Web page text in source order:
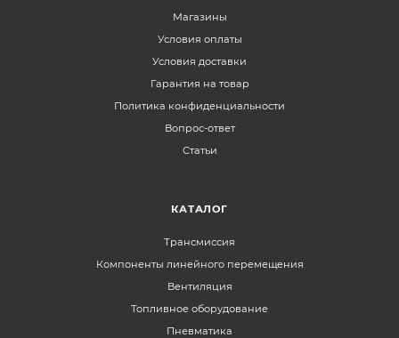
Магазины
Условия оплаты
Условия доставки
Гарантия на товар
Политика конфиденциальности
Вопрос-ответ
Статьи
КАТАЛОГ
Трансмиссия
Компоненты линейного перемещения
Вентиляция
Топливное оборудование
Пневматика